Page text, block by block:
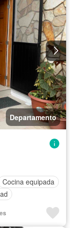
Departamento
Cocina equipada